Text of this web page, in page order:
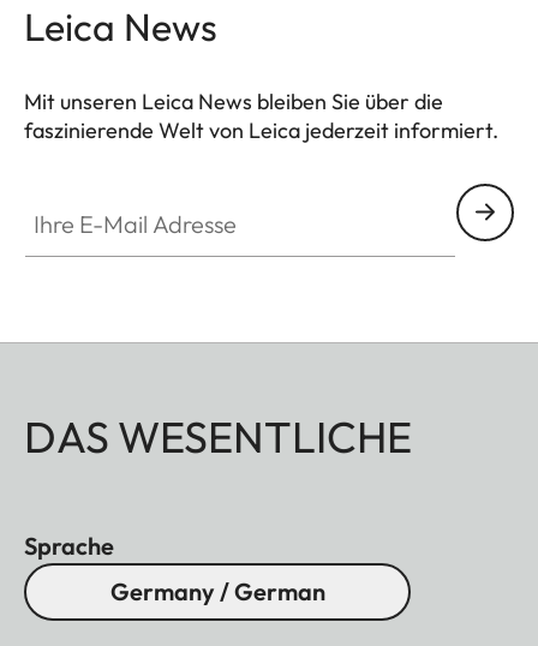
Leica News
Mit unseren Leica News bleiben Sie über die
faszinierende Welt von Leica jederzeit informiert.
DAS WESENTLICHE
Sprache
Germany / German